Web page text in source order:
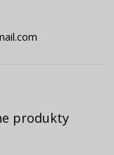
produkty